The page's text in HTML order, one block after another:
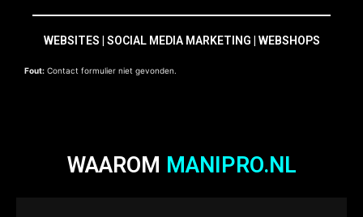
WEBSITES | SOCIAL MEDIA MARKETING | WEBSHOPS
Fout: Contact formulier niet gevonden.
WAAROM MANIPRO.NL